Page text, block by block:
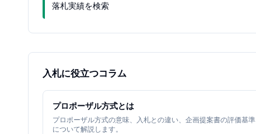
落札実績を検索
入札に役立つコラム
プロポーザル方式とは
プロポーザル方式の意味、入札との違い、企画提案書の評価基準
について解説します。